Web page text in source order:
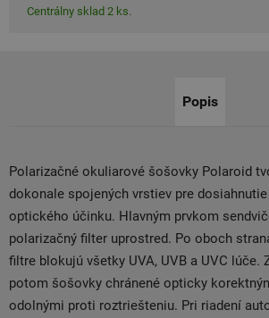
Centrálny sklad 2 ks.
Popis
Polarizačné okuliarové šošovky Polaroid
dokonale spojených vrstiev pre
optického účinku. Hlavným prvkom
polarizačný filter uprostred. Po oboch
filtre blokujú všetky UVA, UVB a UVC lúče.
potom šošovky chránené opticky
odolnými proti roztriešteniu. Pri riadení